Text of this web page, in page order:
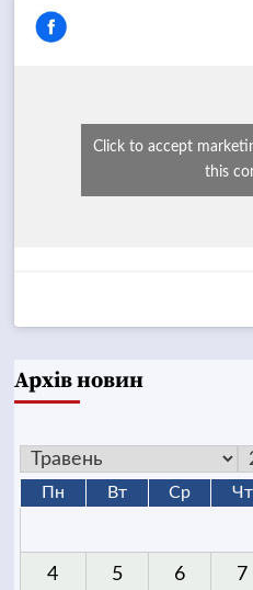
Click to accept
this
Архів новин
Пн Вт Ср Чт
4 5 6 7